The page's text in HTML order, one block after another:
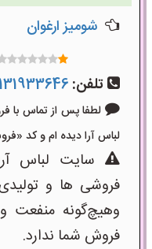
شومیز ارغوان
تلفن:
لطفا پس از تماس با
لباس آرا دیده ام و کد «فروشگاه-92» را
سایت لباس
فروشی ها و
وهیچ‌گونه منفعت
فروش شما ندارد.